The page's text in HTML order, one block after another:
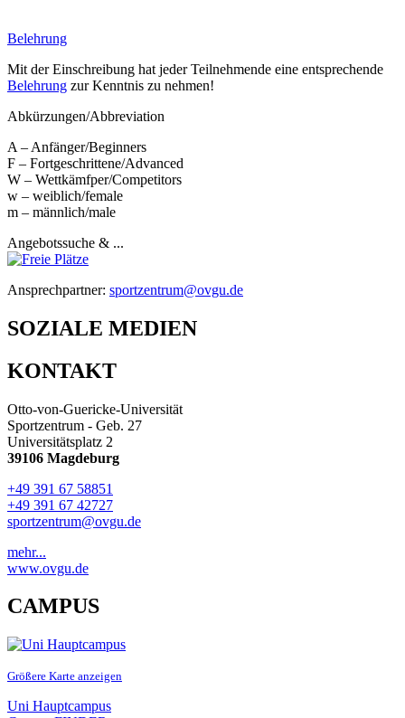
Belehrung
Mit der Einschreibung hat jeder Teilnehmende eine entsprechende
Belehrung zur Kenntnis zu nehmen!
Abkürzungen/Abbreviation
A – Anfänger/Beginners
F – Fortgeschrittene/Advanced
W – Wettkämfper/Competitors
w – weiblich/female
m – männlich/male
Angebotssuche & ...
Ansprechpartner: sportzentrum@ovgu.de
SOZIALE MEDIEN
KONTAKT
Otto-von-Guericke-Universität
Sportzentrum - Geb. 27
Universitätsplatz 2
39106 Magdeburg
+49 391 67 58851
+49 391 67 42727
sportzentrum@ovgu.de
mehr...
www.ovgu.de
CAMPUS
Größere Karte anzeigen
Uni Hauptcampus